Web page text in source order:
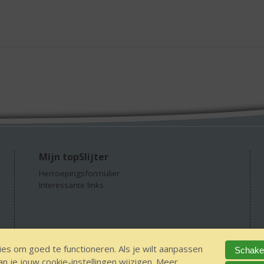
Mijn topSlijter
Herroepingsformulier
Interessante links
18 GEEN alcohol IDIN/ITSME sitemap Privacy Statement
om goed te functioneren. Als je wilt aanpassen
je jouw cookie-instellingen wijzigen. Meer